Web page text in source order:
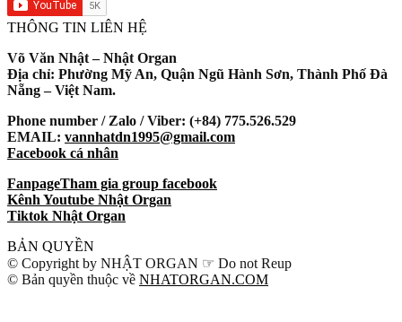
THÔNG TIN LIÊN HỆ
Võ Văn Nhật – Nhật Organ
Địa chỉ: Phường Mỹ An, Quận Ngũ Hành Sơn, Thành Phố Đà
Nẵng – Việt Nam.
Phone number / Zalo / Viber: (+84) 775.526.529
EMAIL: vannhatdn1995@gmail.com
Facebook cá nhân
FanpageTham gia group facebook
Kênh Youtube Nhật Organ
Tiktok Nhật Organ
BẢN QUYỀN
© Copyright by NHẬT ORGAN ☞ Do not Reup
© Bản quyền thuộc về NHATORGAN.COM